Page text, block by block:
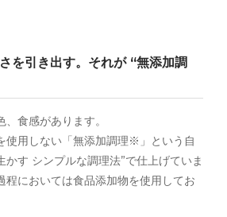
を引き出す。それが “無添加調
食感があります。
使用しない「無添加調理※」という自
かす シンプルな調理法”で仕上げていま
においては食品添加物を使用してお